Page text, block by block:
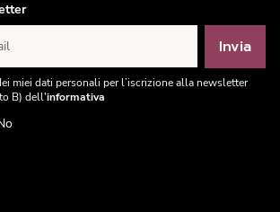
Invia
miei dati personali per l’iscrizione alla newsletter
B) dell'informativa